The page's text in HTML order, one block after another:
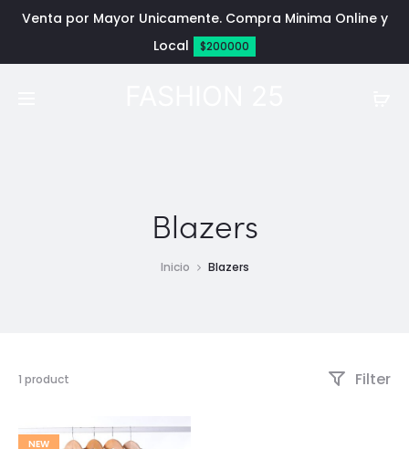
Venta por Mayor Unicamente. Compra Minima Online y
Local
$200000
Blazers
Inicio Blazers
1 product Filter
NEW